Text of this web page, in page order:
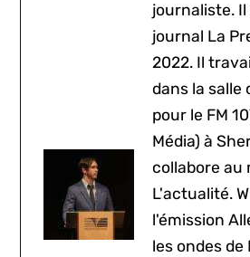
journaliste.
journal La
2022. Il
dans la salle
pour le FM
Média) à
collabore au
L'actualité.
l'émission
les ondes de